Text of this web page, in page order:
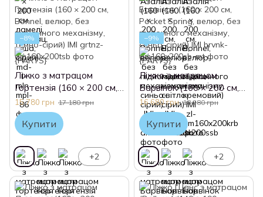
−8%
Ліжко з матрацом
Гортензія (160 × 200 см,
Bonnel, велюр, без
підйомного механізму,
темно-сірий) IMI
15 780 грн 17 180 грн
Купити
+2
−9%
Ліжко з матрацом
Барвінок (160 × 200 см,
Pocket Spring, велюр, без
підйомного механізму,
синьо-сірий) IMI
16 680 грн 18 280 грн
Купити
+2